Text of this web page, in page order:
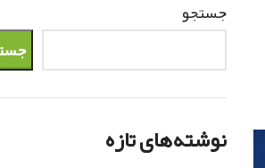
جستجو
نوشته‌های تازه